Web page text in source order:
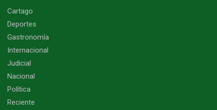
Cartago
Deportes
Gastronomía
Internacional
Judicial
Nacional
Política
Reciente